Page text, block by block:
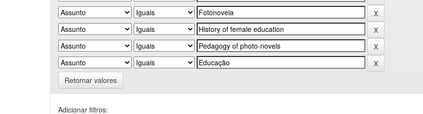
Retornar valores
Adicionar filtros: